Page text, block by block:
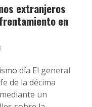
extranjeros
en
día El general
de la décima
un